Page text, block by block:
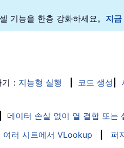
기능을 한층 강화하세요。 지
： 지능형 실행 코드 생성
데이터 손실 없이 열 결합 또는
여러 시트에서 VLookup 퍼